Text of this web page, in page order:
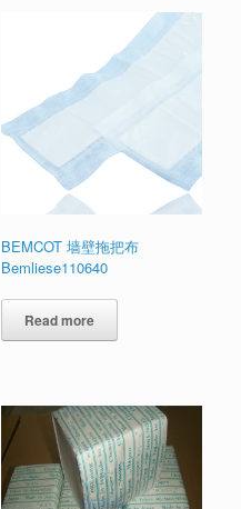
BEMCOT 墙壁拖把布
Bemliese110640
Read more